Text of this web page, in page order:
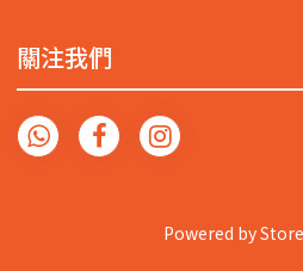
關注我們
Powered by